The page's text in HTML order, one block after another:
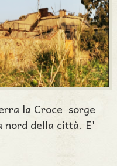
la Croce sorge
nord della città. E'